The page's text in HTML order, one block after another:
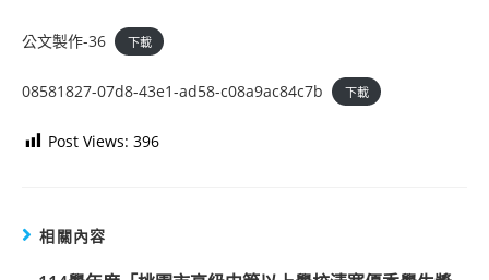
公文製作-36 下載
08581827-07d8-43e1-ad58-c08a9ac84c7b 下載
Post Views: 396
相關內容